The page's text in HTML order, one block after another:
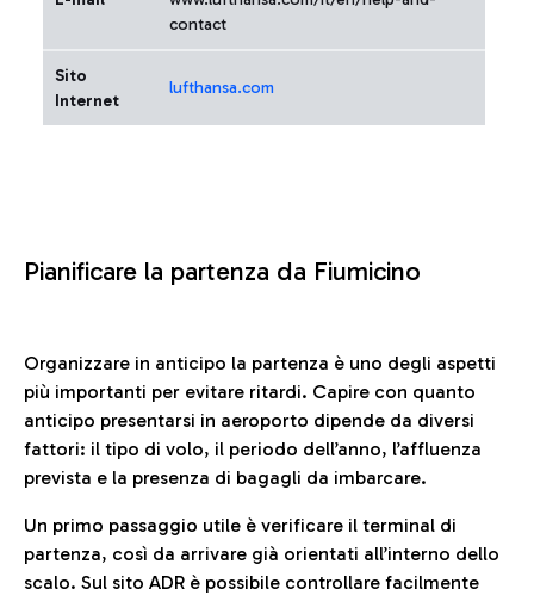
contact
Sito
Internet
lufthansa.com
Pianificare la partenza da Fiumicino
Organizzare in anticipo la partenza è uno degli aspetti
più importanti per evitare ritardi. Capire con quanto
anticipo presentarsi in aeroporto dipende da diversi
fattori: il tipo di volo, il periodo dell’anno, l’affluenza
prevista e la presenza di bagagli da imbarcare.
Un primo passaggio utile è verificare il terminal di
partenza, così da arrivare già orientati all’interno dello
scalo. Sul sito ADR è possibile controllare facilmente